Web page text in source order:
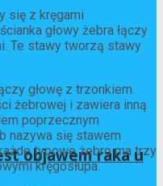
objawem raka u
się z kręgami
głowy żebra łączy
Te stawy tworzą stawy
głowę z trzonkiem.
żebrowej i zawiera inną
poprzecznym
nazywa się stawem
typowe żebro ma trzy
kręgosłupa.